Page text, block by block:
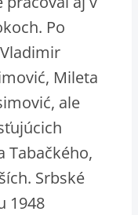
Po
Mileta
ale
Tabačkého,
Srbské
1948